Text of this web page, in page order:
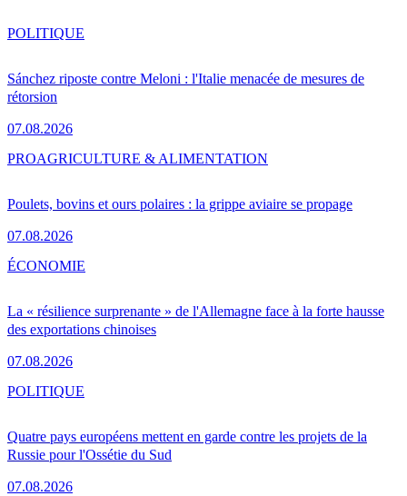
Sánchez riposte contre Meloni : l'Italie menacée de mesures de
rétorsion
07.08.2026
POLITIQUE
Poulets, bovins et ours polaires : la grippe aviaire se propage
07.08.2026
PROAGRICULTURE & ALIMENTATION
La « résilience surprenante » de l'Allemagne face à la forte hausse
des exportations chinoises
07.08.2026
ÉCONOMIE
Quatre pays européens mettent en garde contre les projets de la
Russie pour l'Ossétie du Sud
07.08.2026
POLITIQUE